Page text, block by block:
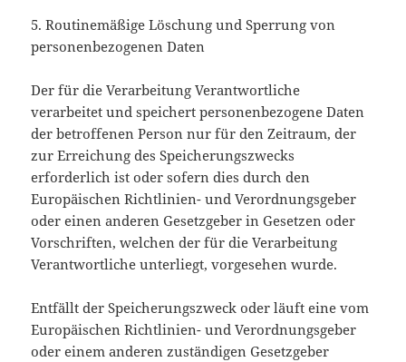
5. Routinemäßige Löschung und Sperrung von
personenbezogenen Daten
Der für die Verarbeitung Verantwortliche
verarbeitet und speichert personenbezogene Daten
der betroffenen Person nur für den Zeitraum, der
zur Erreichung des Speicherungszwecks
erforderlich ist oder sofern dies durch den
Europäischen Richtlinien- und Verordnungsgeber
oder einen anderen Gesetzgeber in Gesetzen oder
Vorschriften, welchen der für die Verarbeitung
Verantwortliche unterliegt, vorgesehen wurde.
Entfällt der Speicherungszweck oder läuft eine vom
Europäischen Richtlinien- und Verordnungsgeber
oder einem anderen zuständigen Gesetzgeber